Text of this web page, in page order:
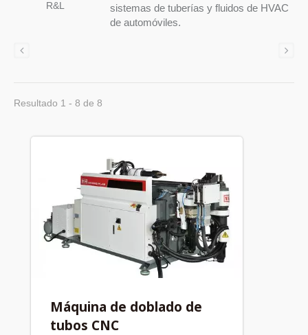
R&L
sistemas de tuberías y fluidos de HVAC
de automóviles.
Resultado 1 - 8 de 8
Máquina de doblado de
tubos CNC